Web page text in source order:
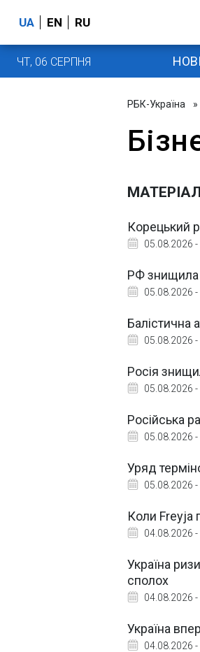
UA EN RU
ЧТ, 06 СЕРПНЯ
РБК-Україна »
Корецький
05.08.2026 -
РФ знищила
05.08.2026 -
Балістична
05.08.2026 -
Росія
05.08.2026 -
Російська
05.08.2026 -
Уряд
05.08.2026 -
Коли Freyja
04.08.2026
Україна
сполох
04.08.2026 -
Україна
04.08.2026 -